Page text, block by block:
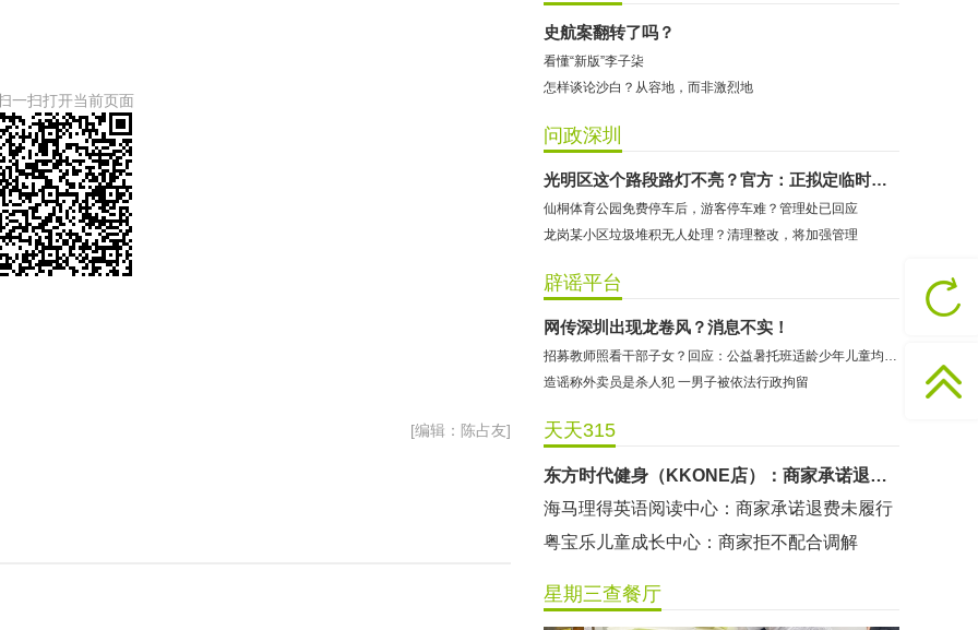
一扫打开当前页面
[编辑：陈占友]
史航案翻转了吗？
看懂“新版”李子柒
怎样谈论沙白？从容地，而非激烈地
问政深圳
光明区这个路段路灯不亮？官方：正拟定临时照明方案
仙桐体育公园免费停车后，游客停车难？管理处已回应
龙岗某小区垃圾堆积无人处理？清理整改，将加强管理
辟谣平台
网传深圳出现龙卷风？消息不实！
招募教师照看干部子女？回应：公益暑托班适龄少年儿童均可报名
造谣称外卖员是杀人犯 一男子被依法行政拘留
天天315
哈尔特健身：商家拒不配合调解
东方时代健身（KKONE店）：商家承诺退费未履行
海马理得英语阅读中心：商家承诺退费未履行
粤宝乐儿童成长中心：商家拒不配合调解
星期三查餐厅